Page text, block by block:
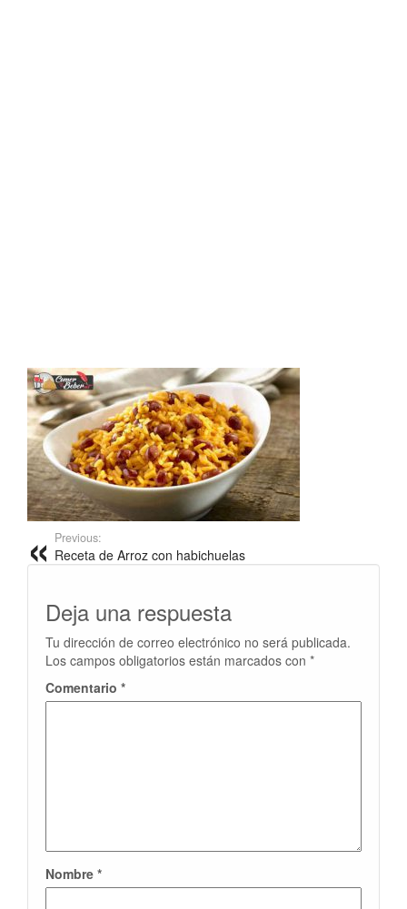
Previous:
Receta de Arroz con habichuelas
Deja una respuesta
Tu dirección de correo electrónico no será publicada.
Los campos obligatorios están marcados con *
Comentario *
Nombre *